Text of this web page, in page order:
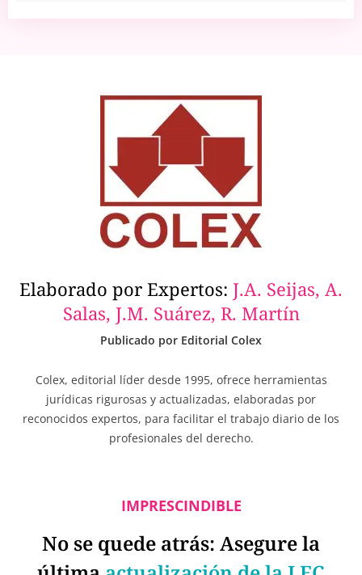
Elaborado por Expertos: J.A. Seijas, A.
Salas, J.M. Suárez, R. Martín
Publicado por Editorial Colex
Colex, editorial líder desde 1995, ofrece herramientas
jurídicas rigurosas y actualizadas, elaboradas por
reconocidos expertos, para facilitar el trabajo diario de los
profesionales del derecho.
IMPRESCINDIBLE
No se quede atrás: Asegure la